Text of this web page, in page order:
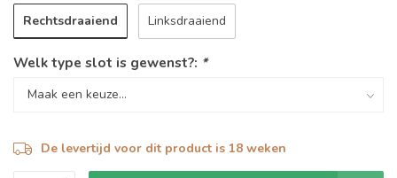
Rechtsdraaiend Linksdraaiend
Welk type slot is gewenst?: *
De levertijd voor dit product is 18 weken